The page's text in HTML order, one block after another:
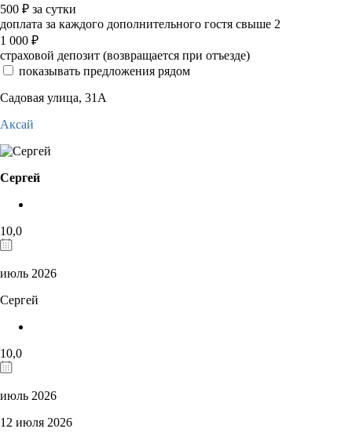
500 ₽ за сутки
доплата за каждого дополнительного гостя свыше 2
1 000 ₽
страховой депозит (возвращается при отъезде)
показывать предложения рядом
Садовая улица, 31А
Аксай
Сергей
10,0
июль 2026
Сергей
10,0
июль 2026
12 июля 2026